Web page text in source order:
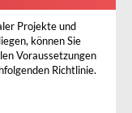
Projekte und
können Sie
Voraussetzungen
Richtlinie.